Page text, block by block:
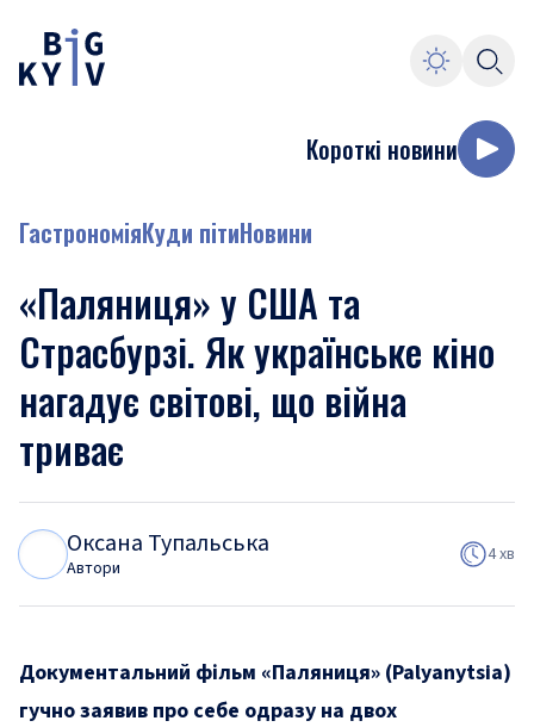
Короткі новини
ГастрономіяКуди пітиНовини
«Паляниця» у США та
Страсбурзі. Як українське кіно
нагадує світові, що війна
триває
Оксана Тупальська
Автори
4 хв
Документальний фільм «Паляниця» (Palyanytsia)
гучно заявив про себе одразу на двох